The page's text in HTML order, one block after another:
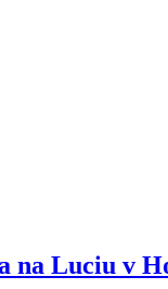
na Luciu v